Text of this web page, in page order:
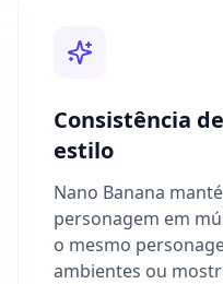
Consistência
estilo
Nano Banana
personagem em
o mesmo
ambientes ou